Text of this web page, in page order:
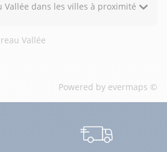
Vallée dans les villes à proximité
Vallée
Powered by evermaps ©